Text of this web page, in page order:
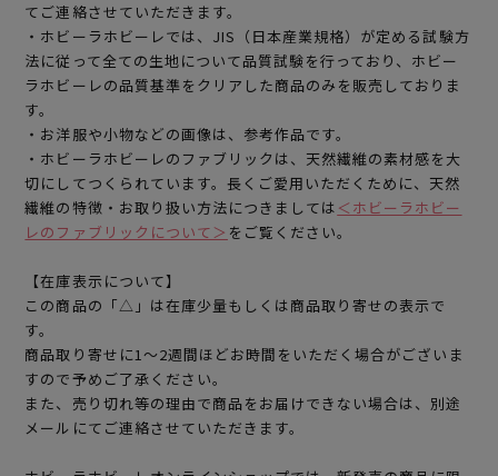
てご連絡させていただきます。
・ホビーラホビーレでは、JIS（日本産業規格）が定める試験方
法に従って全ての生地について品質試験を行っており、ホビー
ラホビーレの品質基準をクリアした商品のみを販売しておりま
す。
・お洋服や小物などの画像は、参考作品です。
・ホビーラホビーレのファブリックは、天然繊維の素材感を大
切にしてつくられています。長くご愛用いただくために、天然
繊維の特徴・お取り扱い方法につきましては ＜ホビーラホビー
レのファブリックについて＞ をご覧ください。
【在庫表示について】
この商品の「△」は在庫少量もしくは商品取り寄せの表示で
す。
商品取り寄せに1～2週間ほどお時間をいただく場合がございま
すので予めご了承ください。
また、売り切れ等の理由で商品をお届けできない場合は、別途
メールにてご連絡させていただきます。